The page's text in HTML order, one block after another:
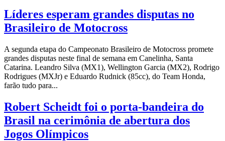
Líderes esperam grandes disputas no
Brasileiro de Motocross
A segunda etapa do Campeonato Brasileiro de Motocross promete
grandes disputas neste final de semana em Canelinha, Santa
Catarina. Leandro Silva (MX1), Wellington Garcia (MX2), Rodrigo
Rodrigues (MXJr) e Eduardo Rudnick (85cc), do Team Honda,
farão tudo para...
Robert Scheidt foi o porta-bandeira do
Brasil na cerimônia de abertura dos
Jogos Olímpicos